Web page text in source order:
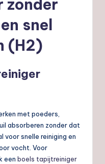
zonder
snel
(H2)
met poeders,
absorberen zonder dat
snelle reiniging en
vocht. Voor
een boels tapijtreiniger